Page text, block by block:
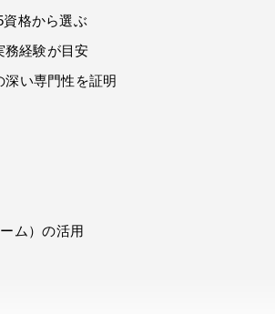
格から選ぶ
務経験が目安
い専門性を証明
ム）の活用